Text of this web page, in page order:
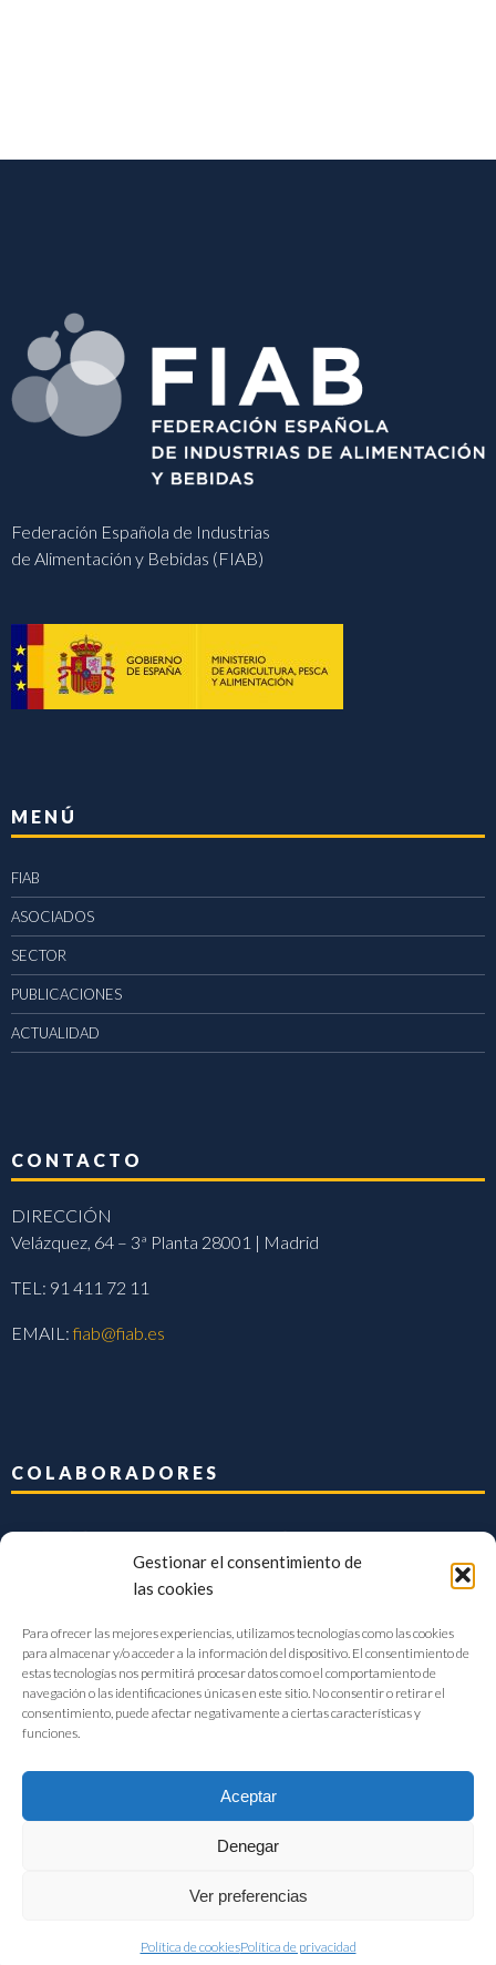
Gestionar el consentimiento de
las cookies
Para ofrecer las mejores experiencias, utilizamos tecnologías como las cookies
para almacenar y/o acceder a la información del dispositivo. El consentimiento de
estas tecnologías nos permitirá procesar datos como el comportamiento de
navegación o las identificaciones únicas en este sitio. No consentir o retirar el
consentimiento, puede afectar negativamente a ciertas características y
funciones.
Aceptar
Denegar
Ver preferencias
Política de cookiesPolítica de privacidad
Federación Española de Industrias
de Alimentación y Bebidas (FIAB)
MENÚ
FIAB
ASOCIADOS
SECTOR
PUBLICACIONES
ACTUALIDAD
CONTACTO
DIRECCIÓN
Velázquez, 64 – 3ª Planta 28001 | Madrid
TEL: 91 411 72 11
EMAIL:fiab@fiab.es
COLABORADORES
FIAB Federación Española de Industrias de la Alimentación y Bebidas